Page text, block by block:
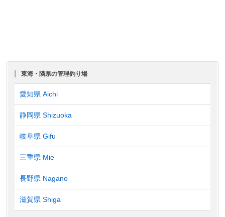
東海・隣県の管理釣り場
愛知県 Aichi
静岡県 Shizuoka
岐阜県 Gifu
三重県 Mie
長野県 Nagano
滋賀県 Shiga